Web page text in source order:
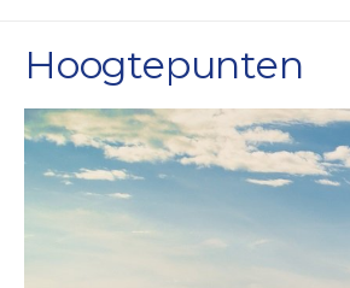
Hoogtepunten